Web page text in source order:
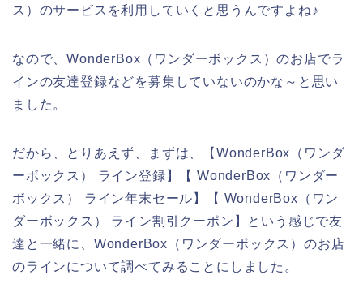
ス）のサービスを利用していくと思うんですよね♪
なので、WonderBox（ワンダーボックス）のお店でラ
インの友達登録などを募集していないのかな～と思い
ました。
だから、とりあえず、まずは、【WonderBox（ワンダ
ーボックス） ライン登録】【 WonderBox（ワンダー
ボックス） ライン年末セール】【 WonderBox（ワン
ダーボックス） ライン割引クーポン】という感じで友
達と一緒に、WonderBox（ワンダーボックス）のお店
のラインについて調べてみることにしました。